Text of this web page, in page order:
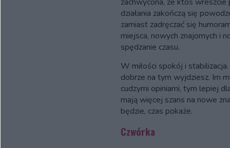
działania zakończą się
zamiast zadręczać się
miejsca, nowych znajomych i
spędzanie czasu.
W miłości spokój i
dobrze na tym wyjdziesz. Im
cudzymi opiniami, tym lepiej
mają więcej szans na nowe
będzie, czas pokaże.
Czwórka